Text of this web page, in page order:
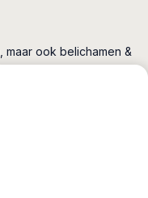
ook belichamen &
2026 vertaal je
& uitstraling.